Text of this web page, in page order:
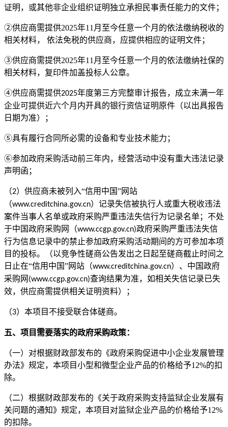
证明，或其他非企业组织证明独立承担民事责任能力的文件；
②供应商需提供2025年11 月至今任意一个月的依法缴纳税收的
相关材料，
依法免税的供应商，应提供相应的证明文件；
③供应商需提供2025年11 月至今任意一个月的依法缴纳社保的
相关材料，复印件加盖投标人公章。
④供应商需提供2025年度第三方完整审计报告，成立未满一年
企业可提供近六个月内开具的银行资信证明原件（以出具报告
日期为准）
；
⑤具有履行合同所必需的设备和专业技术能力；
⑥参加政府采购活动前三年内，经营活动中没有重大违法记录
声明函；
（2） 供应商未被列入“信用中国”网站
（www.creditchina.gov.cn）记录失信被执行人或重大税收违法
案件当事人名单或政府采购严重违法失信行为记录名单；不处
于中国政府采购网（www.ccgp.gov.cn)政府采购严重违法失信
行为信息记录中的禁止参加政府采购活动期间的方可参加本项
目的投标。（以竞争性磋商公告发出之日起至磋商截止时间之
日止在“信用中国”网站（www.creditchina.gov.cn）、中国政府
采购网 (www.ccgp.gov.cn)查询结果为准，如相关失信记录已失
效，供应商需提供相关证明资料）；
（3）本项目不接受联合体磋商。
五、项目需要落实的政府采购政策：
（一）对根据财政部发布的《政府采购促进中小企业发展管理
办法》规定，本项目小型和微型企业产品的价格给予1 2%的扣
除。
（二）根据财政部发布的《关于政府采购支持监狱企业发展有
关问题的通知》规定，本项目对监狱企业产品的价格给予1 2%
的扣除。